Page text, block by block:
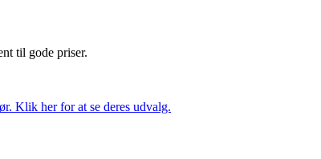
til gode priser.
Klik her for at se deres udvalg.